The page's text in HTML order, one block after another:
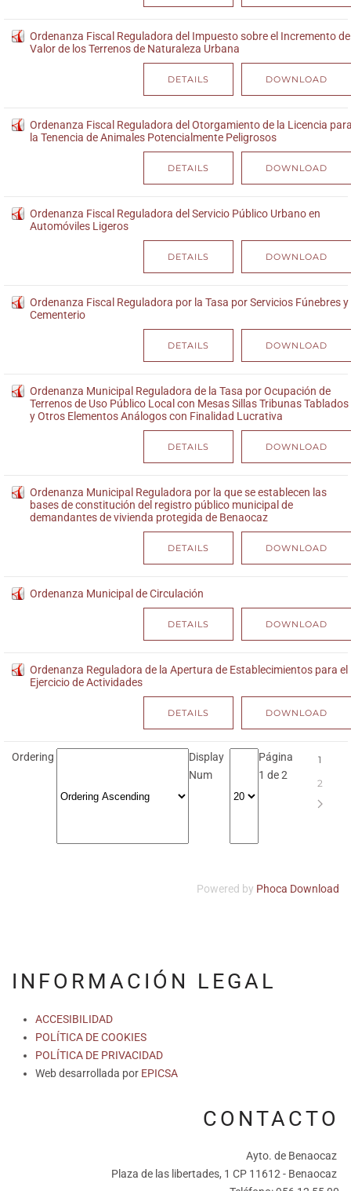
Ordenanza Fiscal Reguladora del Impuesto sobre el Incremento
Valor de los Terrenos de Naturaleza Urbana
DOWNLOAD
DETAILS
Ordenanza Fiscal Reguladora del Otorgamiento de la Licencia
la Tenencia de Animales Potencialmente Peligrosos
DOWNLOAD
DETAILS
Ordenanza Fiscal Reguladora del Servicio Público Urbano en
Automóviles Ligeros
DOWNLOAD
DETAILS
Ordenanza Fiscal Reguladora por la Tasa por Servicios Fúnebres y
Cementerio
DOWNLOAD
DETAILS
Ordenanza Municipal Reguladora de la Tasa por Ocupación de
Terrenos de Uso Público Local con Mesas Sillas Tribunas Tablados
y Otros Elementos Análogos con Finalidad Lucrativa
DOWNLOAD
DETAILS
Ordenanza Municipal Reguladora por la que se establecen las
bases de constitución del registro público municipal de
demandantes de vivienda protegida de Benaocaz
DOWNLOAD
DETAILS
Ordenanza Municipal de Circulación
DOWNLOAD
DETAILS
Ordenanza Reguladora de la Apertura de Establecimientos para el
Ejercicio de Actividades
DOWNLOAD
DETAILS
Ordering
Display
Num
Página
1 de 2
1
2
Powered by Phoca Download
INFORMACIÓN LEGAL
ACCESIBILIDAD
POLÍTICA DE COOKIES
POLÍTICA DE PRIVACIDAD
Web desarrollada por EPICSA
CONTACTO
Ayto. de Benaocaz
Plaza de las libertades, 1 CP 11612 - Benaocaz